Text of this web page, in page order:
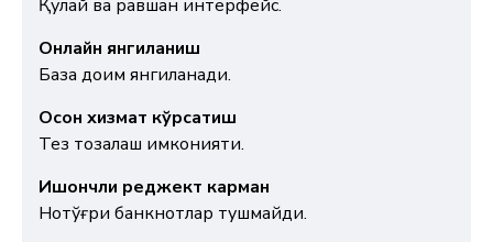
Қулай ва равшан интерфейс.
Онлайн янгиланиш
База доим янгиланади.
Осон хизмат кўрсатиш
Тез тозалаш имконияти.
Ишончли реджект карман
Нотўғри банкнотлар тушмайди.